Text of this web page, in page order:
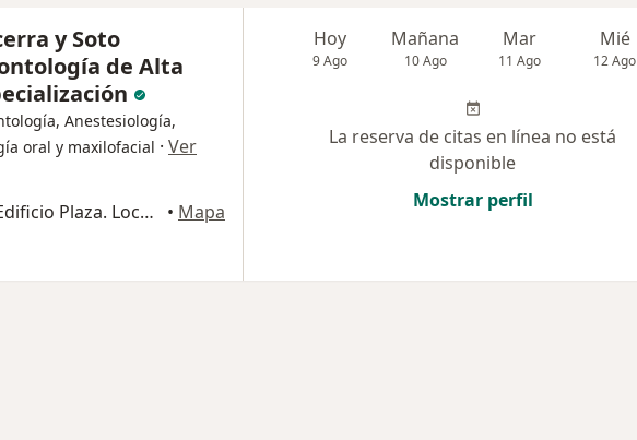
y Soto
de Alta
Anestesiología,
oral y maxilofacial · Ver
Calle 16 Norte #8 51 Edificio Plaza. Local 302, Cali
• Mapa
Hoy
9 Ago
Mañana
10 Ago
Mar
11 Ago
Mié
12 Ago
La reserva de citas en línea no está
disponible
Mostrar perfil